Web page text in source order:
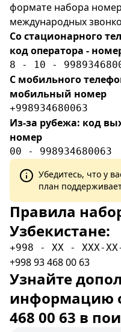
формате набора
международных
Со стационарного
код оператора -
8 - 10 -
С мобильного
мобильный номер
+998934680063
Из-за рубежа: код
номер
00 - 998934680063
Убедитесь, что у
план
Правила
Узбекистане:
+998 - XX - XXX-
+998 93 468 00 63
Узнайте
информацию
468 00 63 в